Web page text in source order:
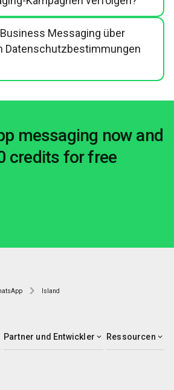
Messaging über
Datenschutzbestimmungen
messaging now and
credits for free
Island
Partner und Entwickler Ressourcen